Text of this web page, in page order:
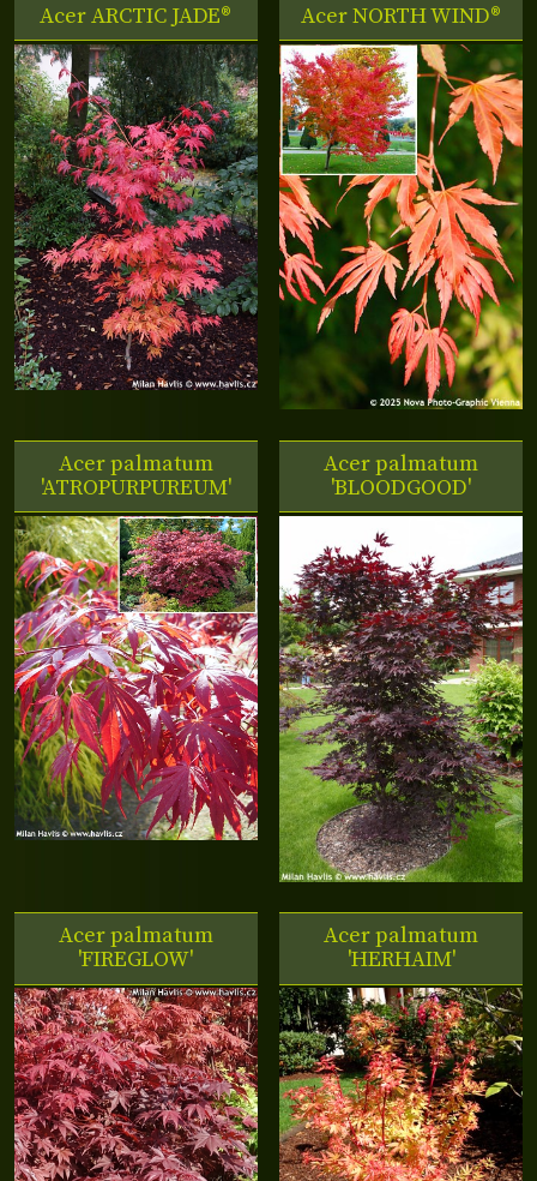
AcerARCTIC JADE® AcerNORTH WIND®
Acer palmatum
'ATROPURPUREUM'
Acer palmatum
'BLOODGOOD'
Acer palmatum
'FIREGLOW'
Acer palmatum
'HERHAIM'